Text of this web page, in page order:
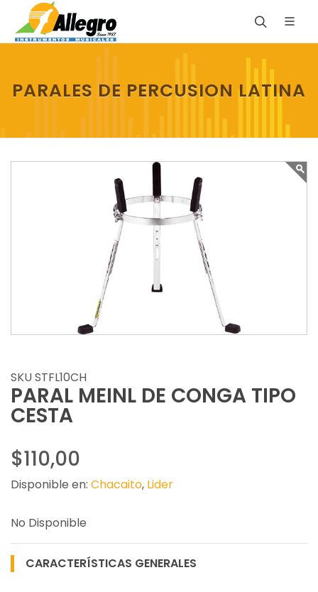
PARALES DE PERCUSION LATINA
SKU STFL10CH
PARAL MEINL DE CONGA TIPO
CESTA
$110,00
Disponible en: Chacaito, Lider
No Disponible
CARACTERÍSTICAS GENERALES